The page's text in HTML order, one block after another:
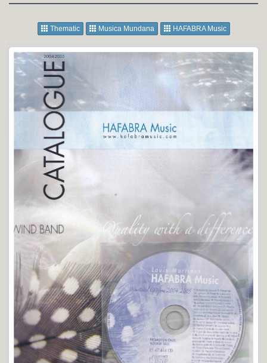
Thematic Musica Mundana HAFABRA Music